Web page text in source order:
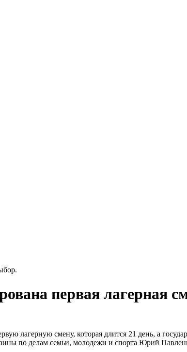
первая лагерная
лагерную смену, которая длится 21 день, а
по делам семьи, молодежи и спорта Юрий